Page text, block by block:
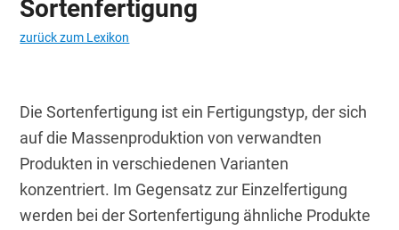
Sortenfertigung
zurück zum Lexikon
Die Sortenfertigung ist ein Fertigungstyp, der sich
auf die Massenproduktion von verwandten
Produkten in verschiedenen Varianten
konzentriert. Im Gegensatz zur Einzelfertigung
werden bei der Sortenfertigung ähnliche Produkte